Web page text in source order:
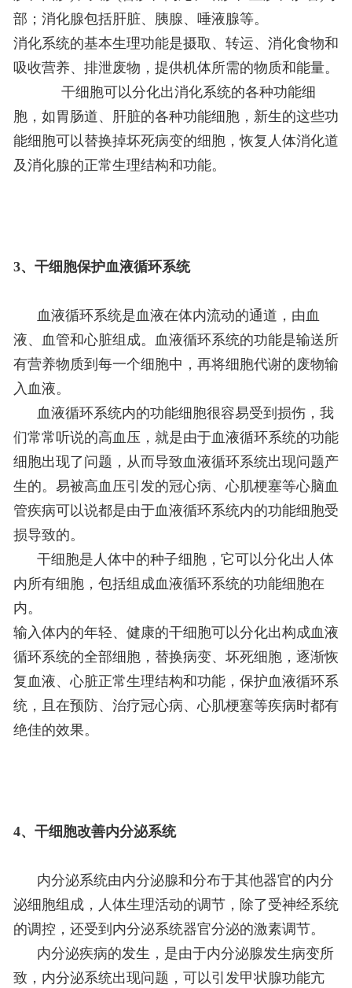
部；消化腺包括肝脏、胰腺、唾液腺等。
消化系统的基本生理功能是摄取、转运、消化食物和
吸收营养、排泄废物，提供机体所需的物质和能量。
干细胞可以分化出消化系统的各种功能细
胞，如胃肠道、肝脏的各种功能细胞，新生的这些功
能细胞可以替换掉坏死病变的细胞，恢复人体消化道
及消化腺的正常生理结构和功能。
3、干细胞保护血液循环系统
血液循环系统是血液在体内流动的通道，由血
液、血管和心脏组成。血液循环系统的功能是输送所
有营养物质到每一个细胞中，再将细胞代谢的废物输
入血液。
血液循环系统内的功能细胞很容易受到损伤，我
们常常听说的高血压，就是由于血液循环系统的功能
细胞出现了问题，从而导致血液循环系统出现问题产
生的。易被高血压引发的冠心病、心肌梗塞等心脑血
管疾病可以说都是由于血液循环系统内的功能细胞受
损导致的。
干细胞是人体中的种子细胞，它可以分化出人体
内所有细胞，包括组成血液循环系统的功能细胞在
内。
输入体内的年轻、健康的干细胞可以分化出构成血液
循环系统的全部细胞，替换病变、坏死细胞，逐渐恢
复血液、心脏正常生理结构和功能，保护血液循环系
统，且在预防、治疗冠心病、心肌梗塞等疾病时都有
绝佳的效果。
4、干细胞改善内分泌系统
内分泌系统由内分泌腺和分布于其他器官的内分
泌细胞组成，人体生理活动的调节，除了受神经系统
的调控，还受到内分泌系统器官分泌的激素调节。
内分泌疾病的发生，是由于内分泌腺发生病变所
致，内分泌系统出现问题，可以引发甲状腺功能亢